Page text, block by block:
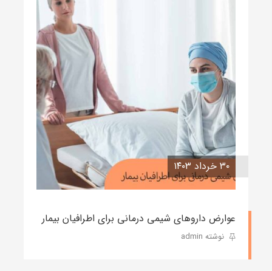
۳۰ خرداد ۱۴۰۳
عوارض داروهای شیمی درمانی برای اطرافیان بیمار
نوشته admin